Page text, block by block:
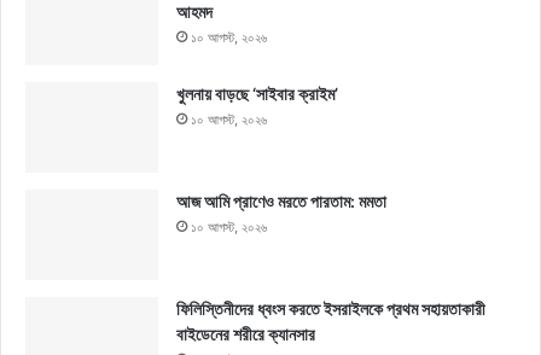
আহমদ
১০ আগস্ট, ২০২৬
খুলনায় বাড়ছে ‘সাইবার ক্রাইম’
১০ আগস্ট, ২০২৬
আজ আমি প্রাণেও মরতে পারতাম: মমতা
১০ আগস্ট, ২০২৬
ফিলিস্তিনীদের ধ্বংস করতে ইসরাইলকে প্রথম সহায়তাকারী
বাইডেনের শরীরে ক্যানসার